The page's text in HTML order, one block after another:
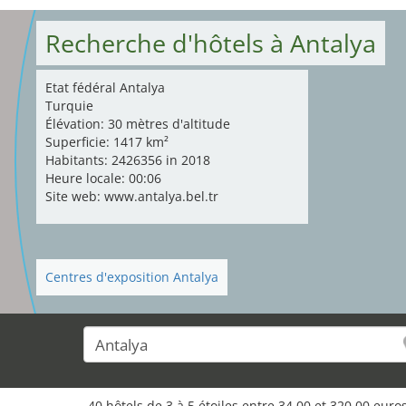
Recherche d'hôtels à Antalya
Etat fédéral Antalya
Turquie
Élévation: 30 mètres d'altitude
Superficie: 1417 km²
Habitants: 2426356 in 2018
Heure locale: 00:06
Site web: www.antalya.bel.tr
Centres d'exposition Antalya